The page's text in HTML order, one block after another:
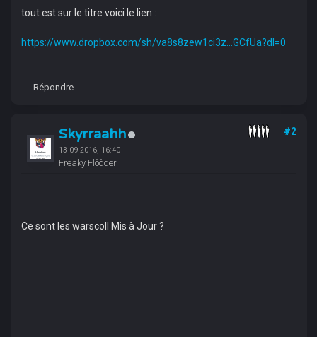
tout est sur le titre voici le lien :
https://www.dropbox.com/sh/va8s8zew1ci3z...GCfUa?dl=0
Répondre
Skyrraahh
13-09-2016, 16:40
Freaky Flôôder
#2
Ce sont les warscoll Mis à Jour ?